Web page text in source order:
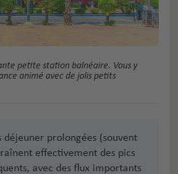
petite station balnéaire. Vous y
animé avec de jolis petits
déjeuner prolongées (souvent
effectivement des pics
avec des flux importants